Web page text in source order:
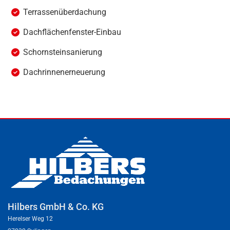
Ter­ras­sen­über­da­chung
Dach­flä­chen­fens­ter-Ein­bau
Schorn­stein­sa­nie­rung
Dach­rin­ne­ner­neue­rung
Hilbers GmbH & Co. KG
Herelser Weg 12